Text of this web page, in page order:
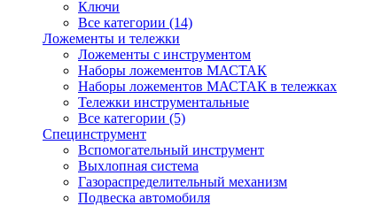
Ключи
Все категории (14)
Ложементы и тележки
Ложементы с инструментом
Наборы ложементов МАСТАК
Наборы ложементов МАСТАК в тележках
Тележки инструментальные
Все категории (5)
Специнструмент
Вспомогательный инструмент
Выхлопная система
Газораспределительный механизм
Подвеска автомобиля